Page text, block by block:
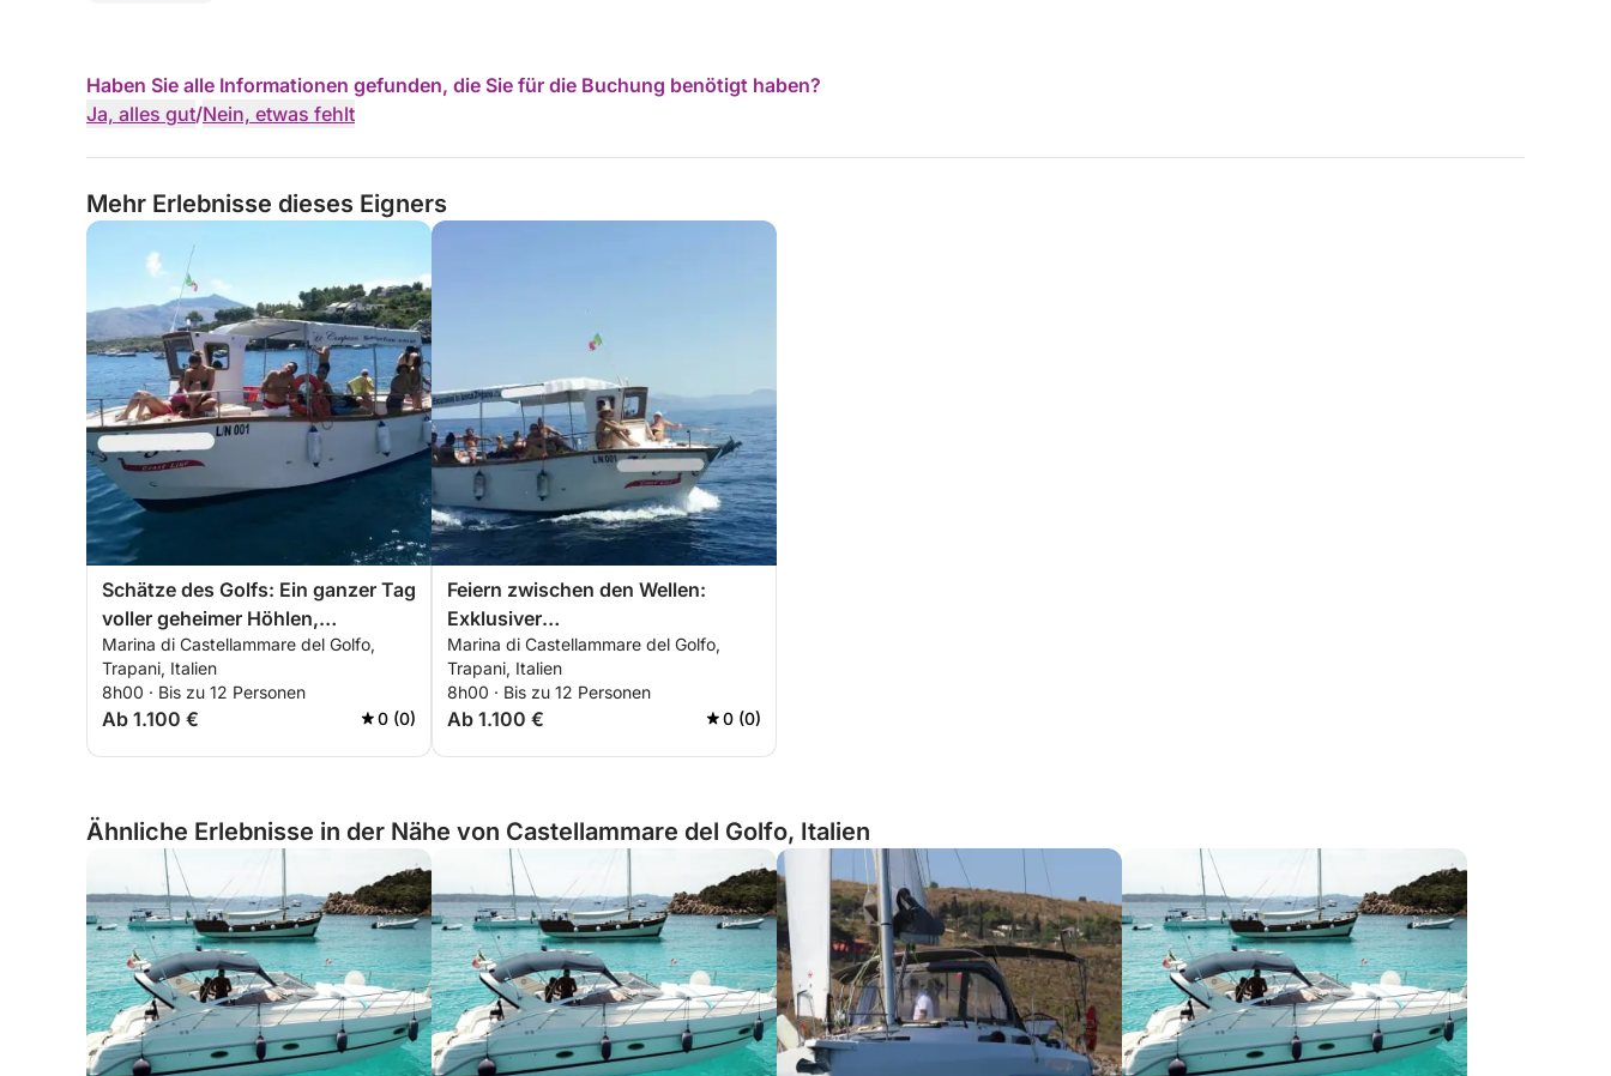
Haben Sie alle Informationen gefunden, die Sie für die Buchung benötigt haben?
Ja, alles gut/Nein, etwas fehlt
Mehr Erlebnisse dieses Eigners
Schätze des Golfs: Ein ganzer Tag
voller geheimer Höhlen,
historischem Thunfischfang und
dem unendlichen Blau
Marina di Castellammare del Golfo,
Trapani, Italien
8h00 · Bis zu 12 Personen
Ab 1.100 € 0 (0)
Feiern zwischen den Wellen:
Exklusiver
Junggesellen-/Junggesellinnenabschied
im Golf von Castellammare
Marina di Castellammare del Golfo,
Trapani, Italien
8h00 · Bis zu 12 Personen
Ab 1.100 € 0 (0)
Ähnliche Erlebnisse in der Nähe von Castellammare del Golfo, Italien